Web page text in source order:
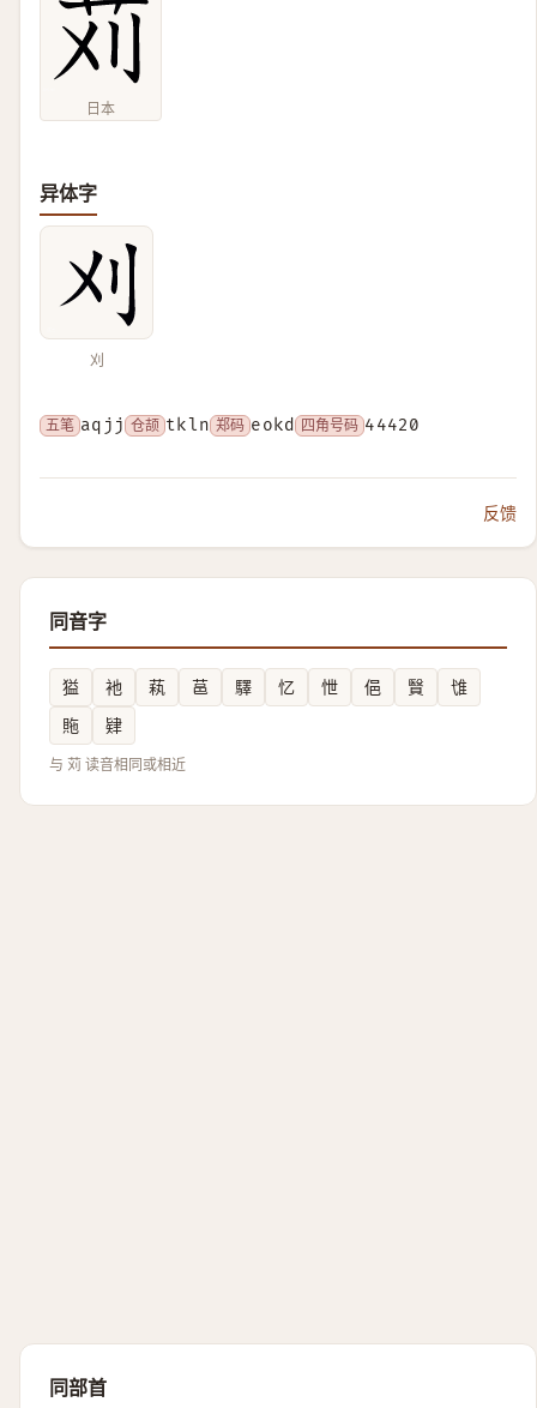
日本
异体字
刈
五笔 aqjj 仓颉 tkln 郑码 eokd 四角号码 44420
反馈
同音字
獈 衪 萟 䓃 驛 忆 怈 俋 贀
隿
䝯
肄
与 苅 读音相同或相近
同部首